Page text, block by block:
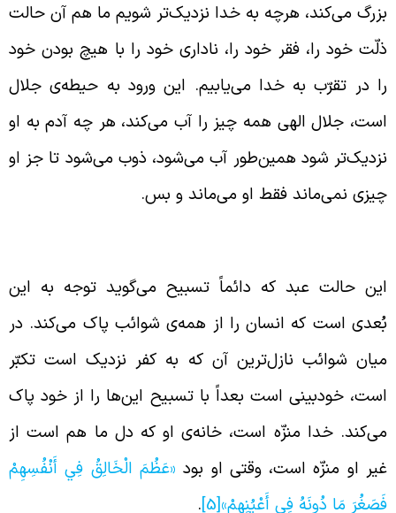
می‌کند، هرچه به خدا نزدیک‌تر شویم ما هم آن حالت
خود را، فقر خود را، ناداری خود را با هیچ بودن خود
در تقرّب به خدا می‌یابیم. این ورود به حیطه‌ی جلال
جلال الهی همه چیز را آب می‌‌کند، هر چه آدم به او
شود همین‌طور آب می‌شود، ذوب می‌شود تا جز او
نمی‌ماند فقط او می‌ماند و بس.
حالت عبد که دائماً تسبیح می‌گوید توجه به این
است که انسان را از همه‌ی شوائب پاک می‌کند. در
شوائب نازل‌ترین آن که به کفر نزدیک است تکبّر
خودبینی است بعداً با تسبیح این‌ها را از خود پاک
خدا منزّه است، خانه‌ی او که دل ما هم است از
او منزّه است، وقتی او بود«عَظُمَ الْخَالِقُ فِي أَنْفُسِهِمْ
مَا دُونَهُ فِي أَعْيُنِهِمْ»[5]
.